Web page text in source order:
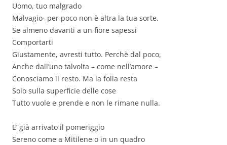
Uomo, tuo malgrado
Malvagio- per poco non è altra la tua sorte.
Se almeno davanti a un fiore sapessi
Comportarti
Giustamente, avresti tutto. Perchè dal poco,
Anche dall’uno talvolta – come nell’amore –
Conosciamo il resto. Ma la folla resta
Solo sulla superficie delle cose
Tutto vuole e prende e non le rimane nulla.
E’ già arrivato il pomeriggio
Sereno come a Mitilene o in un quadro